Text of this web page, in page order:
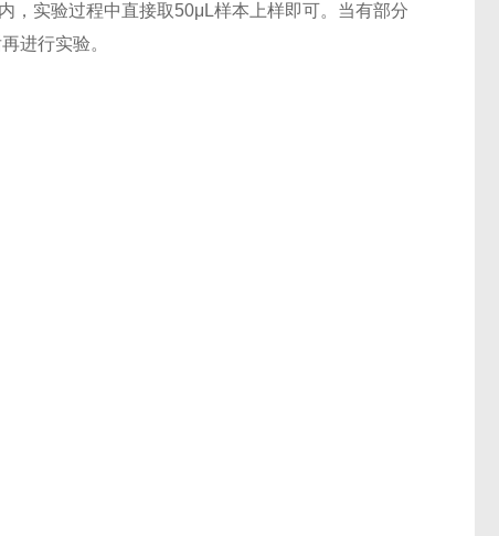
，实验过程中直接取50μL样本上样即可。当有部分
进行实验。